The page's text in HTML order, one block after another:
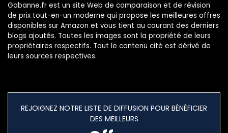
Gabanne.fr est un site Web de comparaison et de révision
de prix tout-en-un moderne qui propose les meilleures offres
disponibles sur Amazon et vous tient au courant des derniers
blogs ajoutés. Toutes les images sont la propriété de leurs
propriétaires respectifs. Tout le contenu cité est dérivé de
leurs sources respectives.
REJOIGNEZ NOTRE LISTE DE DIFFUSION POUR BÉNÉFICIER
DES MEILLEURS